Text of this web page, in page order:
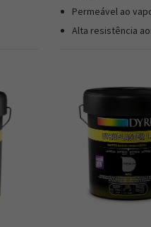
Permeável ao
Alta resistência